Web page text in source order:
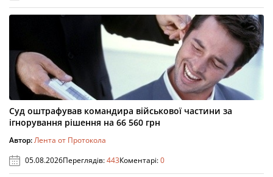
Суд оштрафував командира військової частини за
ігнорування рішення на 66 560 грн
Автор:Лента от Протокола
05.08.2026Переглядів:443Коментарі:0